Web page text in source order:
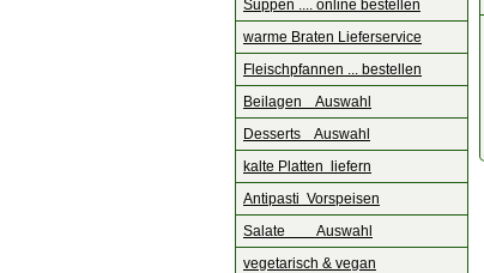
Suppen .... online bestellen
warme Braten Lieferservice
Fleischpfannen ... bestellen
Beilagen Auswahl
Desserts Auswahl
kalte Platten liefern
Antipasti Vorspeisen
Salate Auswahl
vegetarisch & vegan